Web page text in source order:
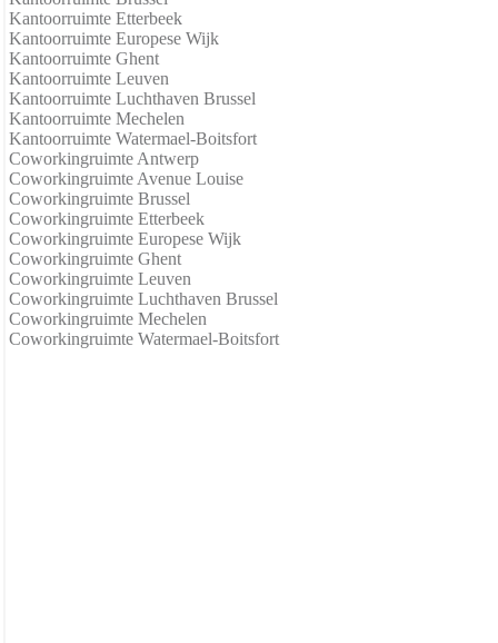
Kantoorruimte Etterbeek
Kantoorruimte Europese Wijk
Kantoorruimte Ghent
Kantoorruimte Leuven
Kantoorruimte Luchthaven Brussel
Kantoorruimte Mechelen
Kantoorruimte Watermael-Boitsfort
Coworkingruimte Antwerp
Coworkingruimte Avenue Louise
Coworkingruimte Brussel
Coworkingruimte Etterbeek
Coworkingruimte Europese Wijk
Coworkingruimte Ghent
Coworkingruimte Leuven
Coworkingruimte Luchthaven Brussel
Coworkingruimte Mechelen
Coworkingruimte Watermael-Boitsfort